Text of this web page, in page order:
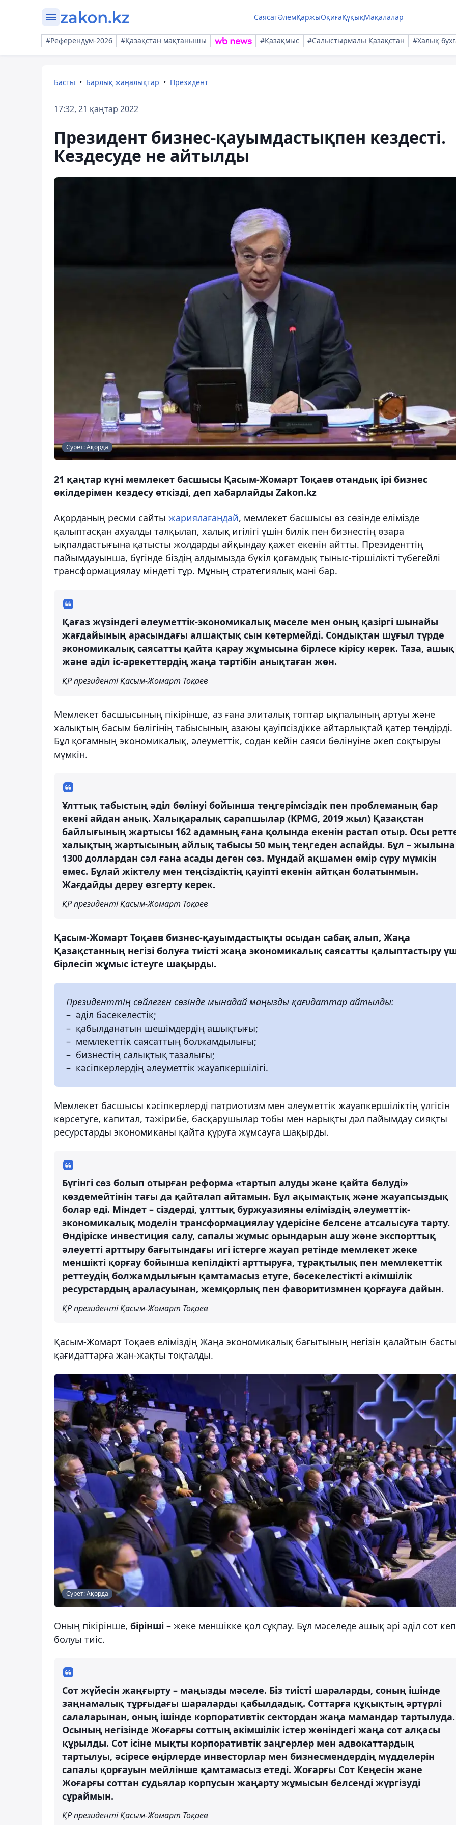
СаясатӘлемҚаржыОқиғаҚұқықМақалалар
#Референдум-2026 #Қазақстан мақтанышы #Қазақмыс #Салыстырмалы Қазақстан #Халық
Басты Барлық жаңалықтар Президент
17:32, 21 қаңтар 2022
Президент бизнес-қауымдастықпен кездесті.
Кездесуде не айтылды
Сурет: Ақорда
21 қаңтар күні мемлекет басшысы Қасым-Жомарт Тоқаев отандық ірі бизнес
өкілдерімен кездесу өткізді, деп хабарлайды Zakon.kz
Ақорданың ресми сайты жариялағандай, мемлекет басшысы өз сөзінде елімізде
қалыптасқан ахуалды талқылап, халық игілігі үшін билік пен бизнестің өзара
ықпалдастығына қатысты жолдарды айқындау қажет екенін айтты. Президенттің
пайымдауынша, бүгінде біздің алдымызда бүкіл қоғамдық тыныс-тіршілікті түбегейлі
трансформациялау міндеті тұр. Мұның стратегиялық мәні бар.
Қағаз жүзіндегі әлеуметтік-экономикалық мәселе мен оның қазіргі шынайы
жағдайының арасындағы алшақтық сын көтермейді. Сондықтан шұғыл түрде
экономикалық саясатты қайта қарау жұмысына бірлесе кірісу керек. Таза, ашық
және әділ іс-әрекеттердің жаңа тәртібін анықтаған жөн.
ҚР президенті Қасым-Жомарт Тоқаев
Мемлекет басшысының пікірінше, аз ғана элиталық топтар ықпалының артуы және
халықтың басым бөлігінің табысының азаюы қауіпсіздікке айтарлықтай қатер төндірді.
Бұл қоғамның экономикалық, әлеуметтік, содан кейін саяси бөлінуіне әкеп соқтыруы
мүмкін.
Ұлттық табыстың әділ бөлінуі бойынша теңгерімсіздік пен проблеманың бар
екені айдан анық. Халықаралық сарапшылар (KPMG, 2019 жыл) Қазақстан
байлығының жартысы 162 адамның ғана қолында екенін растап отыр. Осы
халықтың жартысының айлық табысы 50 мың теңгеден аспайды. Бұл – жылына
1300 доллардан сәл ғана асады деген сөз. Мұндай ақшамен өмір сүру мүмкін
емес. Бұлай жіктелу мен теңсіздіктің қауіпті екенін айтқан болатынмын.
Жағдайды дереу өзгерту керек.
ҚР президенті Қасым-Жомарт Тоқаев
Қасым-Жомарт Тоқаев бизнес-қауымдастықты осыдан сабақ алып, Жаңа
Қазақстанның негізі болуға тиісті жаңа экономикалық саясатты қалыптастыру
бірлесіп жұмыс істеуге шақырды.
Президенттің сөйлеген сөзінде мынадай маңызды қағидаттар айтылды:
– әділ бәсекелестік;
– қабылданатын шешімдердің ашықтығы;
– мемлекеттік саясаттың болжамдылығы;
– бизнестің салықтық тазалығы;
– кәсіпкерлердің әлеуметтік жауапкершілігі.
Мемлекет басшысы кәсіпкерлерді патриотизм мен әлеуметтік жауапкершіліктің үлгісін
көрсетуге, капитал, тәжірибе, басқарушылар тобы мен нарықты дәл пайымдау сияқты
ресурстарды экономиканы қайта құруға жұмсауға шақырды.
Бүгінгі сөз болып отырған реформа «тартып алуды және қайта бөлуді»
көздемейтінін тағы да қайталап айтамын. Бұл ақымақтық және жауапсыздық
болар еді. Міндет – сіздерді, ұлттық буржуазияны еліміздің әлеуметтік-
экономикалық моделін трансформациялау үдерісіне белсене атсалысуға тарту.
Өндіріске инвестиция салу, сапалы жұмыс орындарын ашу және экспорттық
әлеуетті арттыру бағытындағы игі істерге жауап ретінде мемлекет жеке
меншікті қорғау бойынша кепілдікті арттыруға, тұрақтылық пен мемлекеттік
реттеудің болжамдылығын қамтамасыз етуге, бәсекелестікті әкімшілік
ресурстардың араласуынан, жемқорлық пен фаворитизмнен қорғауға дайын.
ҚР президенті Қасым-Жомарт Тоқаев
Қасым-Жомарт Тоқаев еліміздің Жаңа экономикалық бағытының негізін қалайтын басты
қағидаттарға жан-жақты тоқталды.
Сурет: Ақорда
Оның пікірінше, бірінші – жеке меншікке қол сұқпау. Бұл мәселеде ашық әрі әділ сот
болуы тиіс.
Сот жүйесін жаңғырту – маңызды мәселе. Біз тиісті шараларды, соның ішінде
заңнамалық тұрғыдағы шараларды қабылдадық. Соттарға құқықтың әртүрлі
салаларынан, оның ішінде корпоративтік сектордан жаңа мамандар тартылуда.
Осының негізінде Жоғарғы соттың әкімшілік істер жөніндегі жаңа сот алқасы
құрылды. Сот ісіне мықты корпоративтік заңгерлер мен адвокаттардың
тартылуы, әсіресе өңірлерде инвесторлар мен бизнесмендердің мүдделерін
сапалы қорғауын мейлінше қамтамасыз етеді. Жоғарғы Сот Кеңесін және
Жоғарғы соттан судьялар корпусын жаңарту жұмысын белсенді жүргізуді
сұраймын.
ҚР президенті Қасым-Жомарт Тоқаев